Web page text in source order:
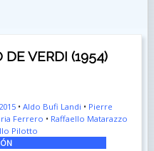
VERDI (1954)
• Aldo Bufi Landi • Pierre
Ferrero • Raffaello Matarazzo
Pilotto